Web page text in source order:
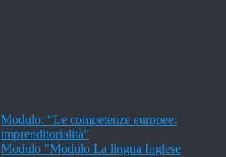
Modulo: “Le competenze europee:
imprenditorialità”
Modulo "Modulo La lingua Inglese